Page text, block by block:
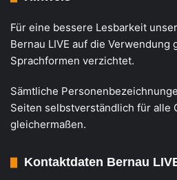
Für eine bessere Lesbarkeit
Bernau LIVE auf die
Sprachformen verzichtet.
Sämtliche
Seiten selbstverständlich für alle
gleichermaßen.
Kontaktdaten Bernau